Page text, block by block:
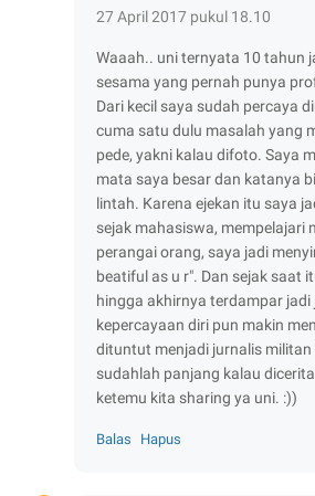
27 April 2017 pukul 18.10
Waaah.. uni ternyata 10 tahun
sesama yang pernah punya
Dari kecil saya sudah percaya
cuma satu dulu masalah yang
pede, yakni kalau difoto. Saya
mata saya besar dan katanya
lintah. Karena ejekan itu saya
sejak mahasiswa, mempelajari
perangai orang, saya jadi
beatiful as u r". Dan sejak saat
hingga akhirnya terdampar
kepercayaan diri pun makin
dituntut menjadi jurnalis militan
sudahlah panjang kalau
ketemu kita sharing ya uni. :))
Balas Hapus